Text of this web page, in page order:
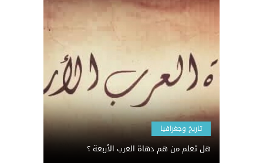
تاريخ وجغرافيا
هل تعلم من هم دهاة العرب الأربعة ؟